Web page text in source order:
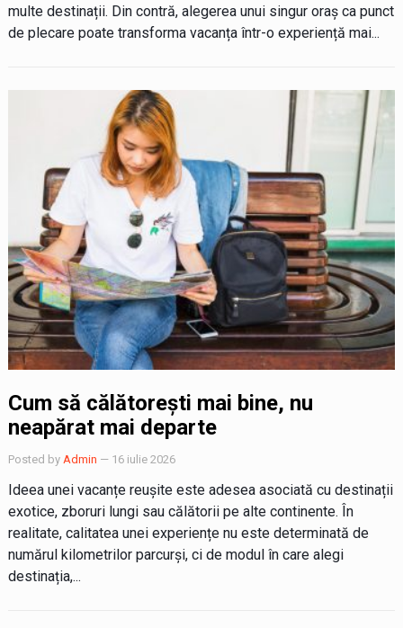
multe destinații. Din contră, alegerea unui singur oraș ca punct
de plecare poate transforma vacanța într-o experiență mai...
Cum să călătorești mai bine, nu
neapărat mai departe
Posted by Admin — 16 iulie 2026
Ideea unei vacanțe reușite este adesea asociată cu destinații
exotice, zboruri lungi sau călătorii pe alte continente. În
realitate, calitatea unei experiențe nu este determinată de
numărul kilometrilor parcurși, ci de modul în care alegi
destinația,...